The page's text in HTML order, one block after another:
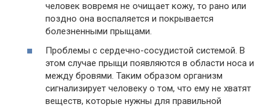
человек вовремя не очищает кожу, то рано или
поздно она воспаляется и покрывается
болезненными прыщами.
Проблемы с сердечно-сосудистой системой. В
этом случае прыщи появляются в области носа и
между бровями. Таким образом организм
сигнализирует человеку о том, что ему не хватят
веществ, которые нужны для правильной